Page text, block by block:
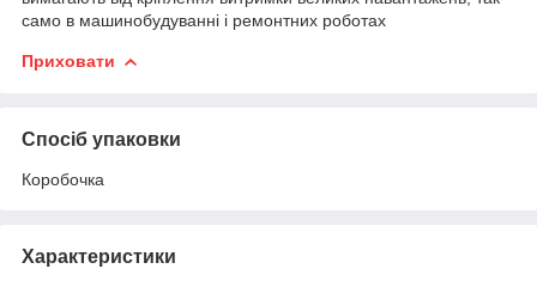
само в машинобудуванні і ремонтних роботах
Приховати
Спосіб упаковки
Коробочка
Характеристики